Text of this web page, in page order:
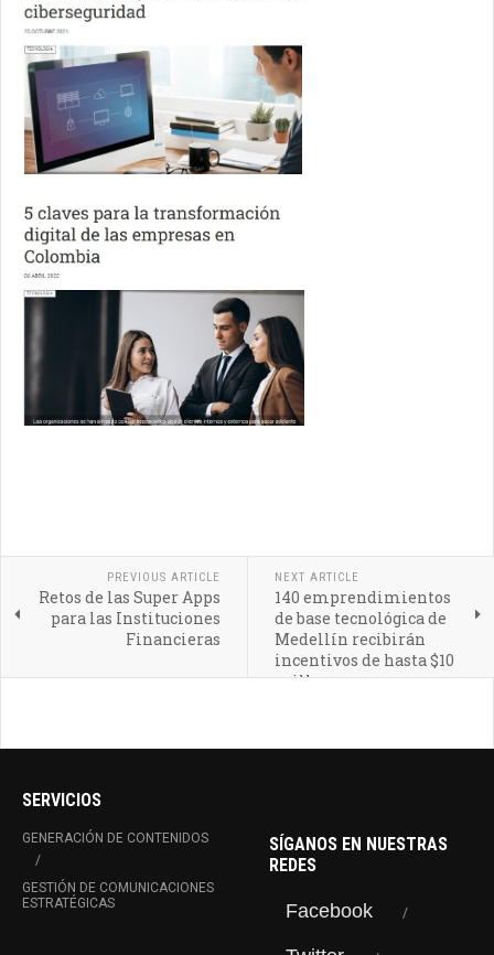
PREVIOUS ARTICLE
Retos de las Super Apps
para las Instituciones
Financieras
NEXT ARTICLE
140 emprendimientos
de base tecnológica de
Medellín recibirán
incentivos de hasta $10
millones
SERVICIOS
GENERACIÓN DE CONTENIDOS
GESTIÓN DE COMUNICACIONES
ESTRATÉGICAS
SÍGANOS EN NUESTRAS
REDES
Facebook